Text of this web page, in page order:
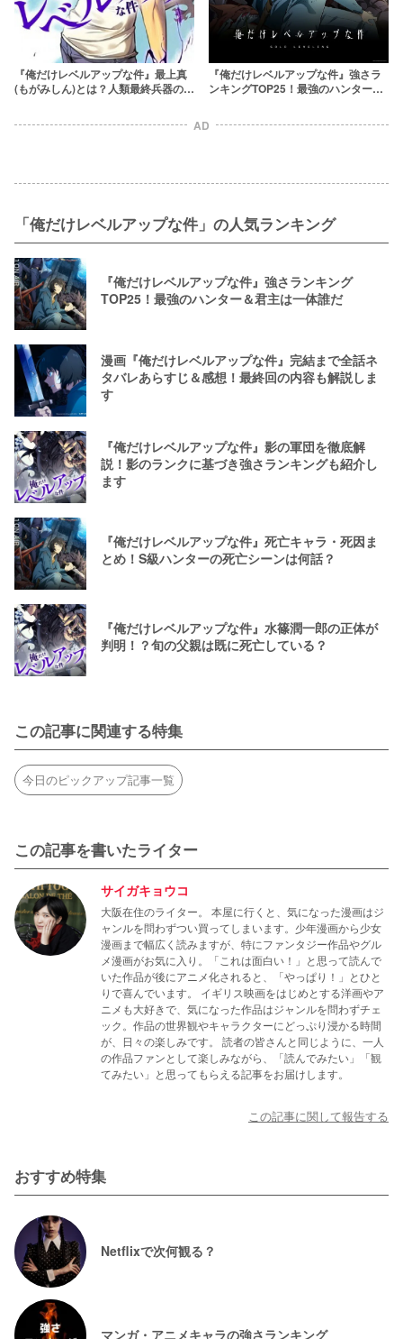
『俺だけレベルアップな件』最上真
(もがみしん)とは？人類最終兵器の異
『俺だけレベルアップな件』強さラ
ンキングTOP25！最強のハンター＆
AD
「俺だけレベルアップな件」の人気ランキング
『俺だけレベルアップな件』強さランキング
TOP25！最強のハンター＆君主は一体誰だ
漫画『俺だけレベルアップな件』完結まで全話ネ
タバレあらすじ＆感想！最終回の内容も解説しま
す
『俺だけレベルアップな件』影の軍団を徹底解
説！影のランクに基づき強さランキングも紹介し
ます
『俺だけレベルアップな件』死亡キャラ・死因ま
とめ！S級ハンターの死亡シーンは何話？
『俺だけレベルアップな件』水篠潤一郎の正体が
判明！？旬の父親は既に死亡している？
この記事に関連する特集
今日のピックアップ記事一覧
この記事を書いたライター
サイガキョウコ
大阪在住のライター。 本屋に行くと、気になった漫画はジ
ャンルを問わずつい買ってしまいます。少年漫画から少女
漫画まで幅広く読みますが、特にファンタジー作品やグル
メ漫画がお気に入り。「これは面白い！」と思って読んで
いた作品が後にアニメ化されると、「やっぱり！」とひと
りで喜んでいます。 イギリス映画をはじめとする洋画やア
ニメも大好きで、気になった作品はジャンルを問わずチェ
ック。作品の世界観やキャラクターにどっぷり浸かる時間
が、日々の楽しみです。 読者の皆さんと同じように、一人
の作品ファンとして楽しみながら、「読んでみたい」「観
てみたい」と思ってもらえる記事をお届けします。
この記事に関して報告する
おすすめ特集
Netflixで次何観る？
マンガ・アニメキャラの強さランキング